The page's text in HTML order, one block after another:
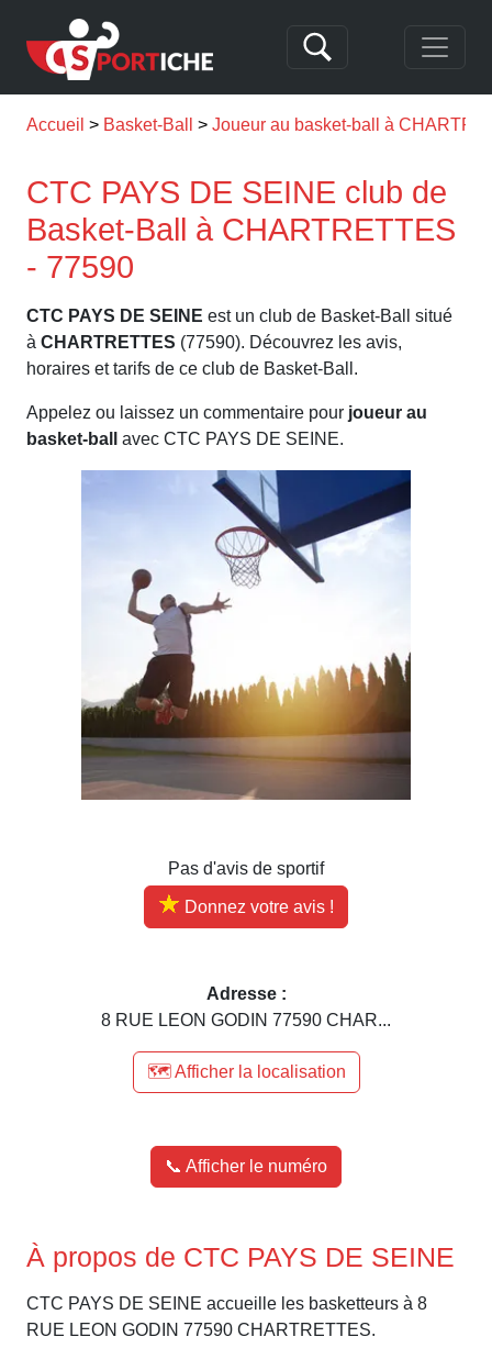
Accueil Basket-Ball Joueur au basket-ball à
CTC PAYS DE SEINE club de
Basket-Ball à CHARTRETTES
- 77590
CTC PAYS DE SEINE est un club de Basket-Ball situé
à CHARTRETTES (77590). Découvrez les avis,
horaires et tarifs de ce club de Basket-Ball.
Appelez ou laissez un commentaire pour joueur au
basket-ball
avec CTC PAYS DE SEINE.
Pas d'avis de sportif
Donnez votre avis !
Adresse :
8 RUE LEON GODIN 77590 CHAR...
🗺️ Afficher la localisation
📞 Afficher le numéro
À propos de CTC PAYS DE SEINE
CTC PAYS DE SEINE accueille les basketteurs à 8
RUE LEON GODIN 77590 CHARTRETTES.